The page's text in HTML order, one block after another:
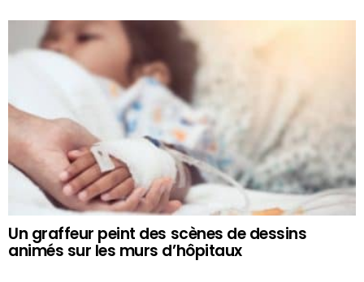
Un graffeur peint des scènes de dessins
animés sur les murs d’hôpitaux